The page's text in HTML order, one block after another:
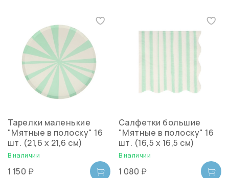
Тарелки маленькие
"Мятные в полоску" 16
шт. (21,6 х 21,6 см)
В наличии
1 150 ₽
Салфетки большие
"Мятные в полоску" 16
шт. (16,5 х 16,5 см)
В наличии
1 080 ₽